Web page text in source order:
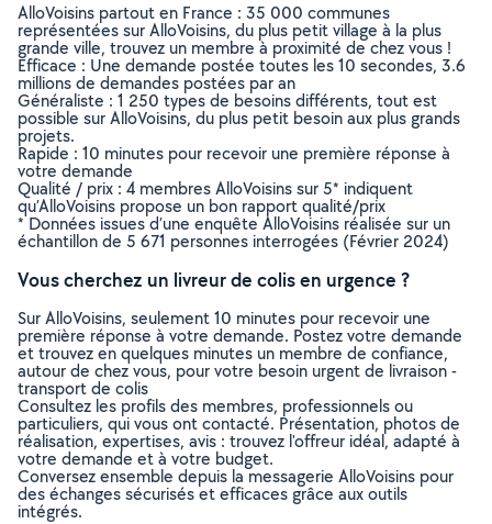
AlloVoisins partout en France : 35 000 communes
représentées sur AlloVoisins, du plus petit village à la plus
grande ville, trouvez un membre à proximité de chez vous !
Efficace : Une demande postée toutes les 10 secondes, 3.6
millions de demandes postées par an
Généraliste : 1 250 types de besoins différents, tout est
possible sur AlloVoisins, du plus petit besoin aux plus grands
projets.
Rapide : 10 minutes pour recevoir une première réponse à
votre demande
Qualité / prix : 4 membres AlloVoisins sur 5* indiquent
qu’AlloVoisins propose un bon rapport qualité/prix
* Données issues d’une enquête AlloVoisins réalisée sur un
échantillon de 5 671 personnes interrogées (Février 2024)
Vous cherchez un livreur de colis en urgence ?
Sur AlloVoisins, seulement 10 minutes pour recevoir une
première réponse à votre demande. Postez votre demande
et trouvez en quelques minutes un membre de confiance,
autour de chez vous, pour votre besoin urgent de livraison -
transport de colis
Consultez les profils des membres, professionnels ou
particuliers, qui vous ont contacté. Présentation, photos de
réalisation, expertises, avis : trouvez l'offreur idéal, adapté à
votre demande et à votre budget.
Conversez ensemble depuis la messagerie AlloVoisins pour
des échanges sécurisés et efficaces grâce aux outils
intégrés.